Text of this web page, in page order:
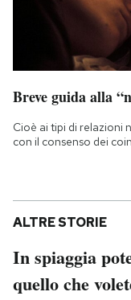
Breve guida alla
Cioè ai tipi di relazioni
con il consenso dei
ALTRE STORIE
In spiaggia
quello che